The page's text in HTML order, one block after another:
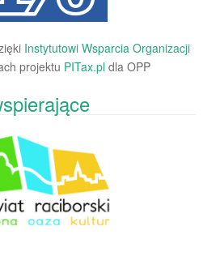
Instytutowi Wsparcia Organizacji
projektu PITax.pl dla OPP